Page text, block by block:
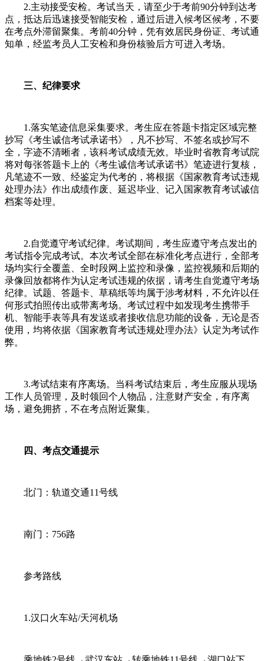
2.主动接受安检。考试当天，请至少于考前90分钟到达考
点，抵达后迅速接受智能安检，通过后进入候考区候考，不要
在考点外滞留聚集。考前40分钟，凭有效居民身份证、考试通
知单，经监考员人工安检和身份核验后方可进入考场。
三、纪律要求
1.落实笔迹信息采集要求。考生应在答题卡指定区域完整
抄写《考生诚信考试承诺书》，凡不抄写、不签名或抄写不
全，字迹不清晰者，该科考试成绩无效。毕业时省教育考试院
将对每张答题卡上的《考生诚信考试承诺书》笔迹进行复核，
凡笔迹不一致、经鉴定为代考的，将根据《国家教育考试违规
处理办法》作出成绩作废、延迟毕业、记入国家教育考试诚信
档案等处理。
2.自觉遵守考试纪律。考试期间，考生应遵守考点发出的
考试指令完成考试。本次考试全部在标准化考点进行，全部考
场均实行全覆盖、全时段网上监控和录像，监控视频和后期的
录像回放都将作为认定考试违规的依据，请考生自觉遵守考场
纪律。试题、答题卡、草稿纸等均属于涉考材料，不允许以任
何形式拍照传出或带离考场。考试过程中如发现考生携带手
机、智能手表等具有发送或者接收信息功能的设备，无论是否
使用，均将依据《国家教育考试违规处理办法》认定为考试作
弊。
3.考试结束有序离场。当科考试结束后，考生应服从现场
工作人员管理，及时领回个人物品，注意财产安全，有序离
场，避免拥挤，不在考点附近聚集。
四、考点交通提示
北门：轨道交通11号线
南门：756路
参考路线
1.汉口火车站/天河机场